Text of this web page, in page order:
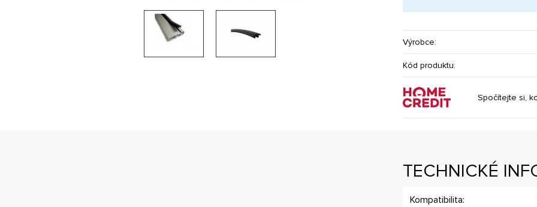
Výrobce:
Kód produktu:
Spočítejte si,
TECHNICKÉ
Kompatibilita: